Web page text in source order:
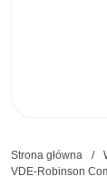
Strona główna /
VDE-Robinson